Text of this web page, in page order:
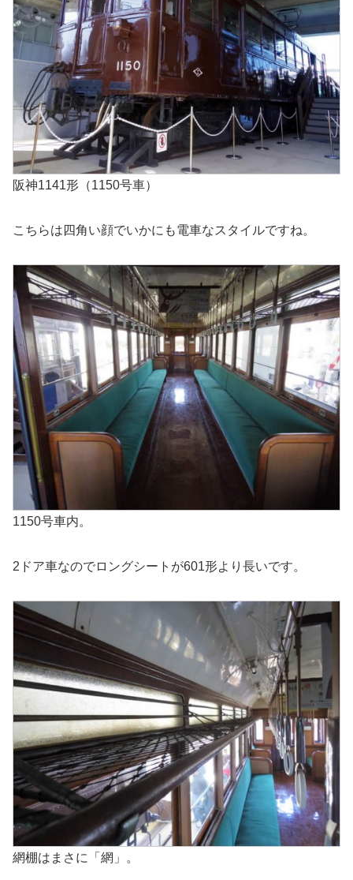
阪神1141形（1150号車）
こちらは四角い顔でいかにも電車なスタイルですね。
1150号車内。
2ドア車なのでロングシートが601形より長いです。
網棚はまさに「網」。